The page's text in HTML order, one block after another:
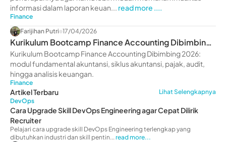
informasi dalam laporan keuan... read more ....
Finance
Farijihan Putri 17/04/2026
Kurikulum Bootcamp Finance Accounting Dibimbing
2026: Modul Lengkap & Benefit
Kurikulum Bootcamp Finance Accounting Dibimbing 2026:
modul fundamental akuntansi, siklus akuntansi, pajak, audit,
hingga analisis keuangan.
Finance
Artikel Terbaru
Lihat Selengkapnya
DevOps
Cara Upgrade Skill DevOps Engineering agar Cepat Dilirik
Recruiter
Pelajari cara upgrade skill DevOps Engineering terlengkap yang
dibutuhkan industri dan skill pentin...read more...